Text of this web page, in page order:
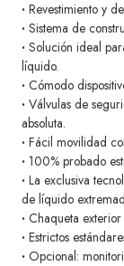
· Revestimiento y
· Sistema de
· Solución ideal
líquido.
· Cómodo
· Válvulas de
absoluta.
· Fácil movilidad
· 100% probado
· La exclusiva
de líquido
· Chaqueta
· Estrictos
· Opcional: